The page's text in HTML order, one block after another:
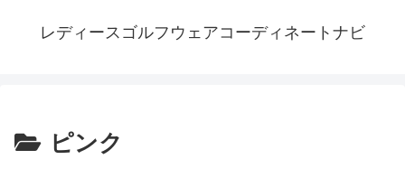
レディースゴルフウェアコーディネートナビ
ピンク